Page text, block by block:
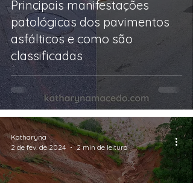
Principais manifestações
patológicas dos pavimentos
asfálticos e como são
classificadas
Katharyna
2 de fev. de 2024
2 min de leitura